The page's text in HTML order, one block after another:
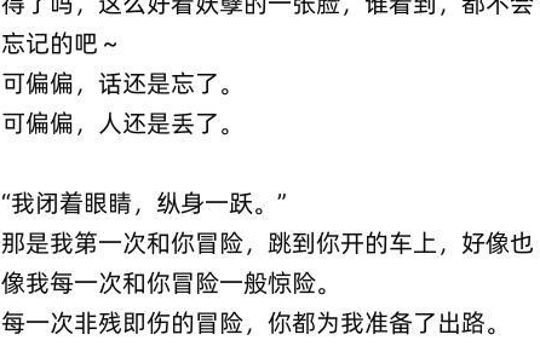
忘记的吧～
可偏偏，话还是忘了。
可偏偏，人还是丢了。
“我闭着眼睛，纵身一跃。”
那是我第一次和你冒险，跳到你开的车上，好像也
像我每一次和你冒险一般惊险。
每一次非残即伤的冒险，你都为我准备了出路。